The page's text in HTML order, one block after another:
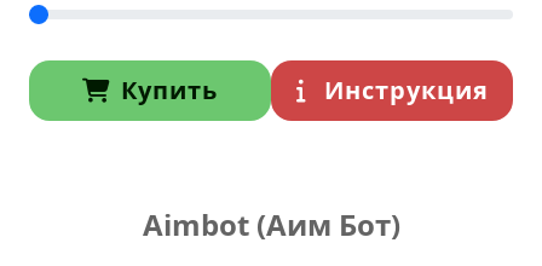
Купить Инструкция
Aimbot (Аим Бот)